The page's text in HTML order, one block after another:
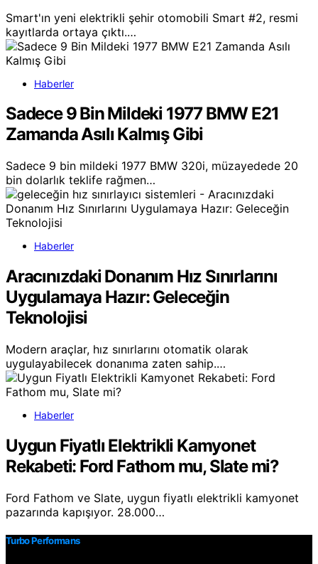
Smart'ın yeni elektrikli şehir otomobili Smart #2, resmi
kayıtlarda ortaya çıktı.…
Haberler
Sadece 9 Bin Mildeki 1977 BMW E21
Zamanda Asılı Kalmış Gibi
Sadece 9 bin mildeki 1977 BMW 320i, müzayedede 20
bin dolarlık teklife rağmen…
Haberler
Aracınızdaki Donanım Hız Sınırlarını
Uygulamaya Hazır: Geleceğin
Teknolojisi
Modern araçlar, hız sınırlarını otomatik olarak
uygulayabilecek donanıma zaten sahip.…
Haberler
Uygun Fiyatlı Elektrikli Kamyonet
Rekabeti: Ford Fathom mu, Slate mi?
Ford Fathom ve Slate, uygun fiyatlı elektrikli kamyonet
pazarında kapışıyor. 28.000…
Turbo Performans